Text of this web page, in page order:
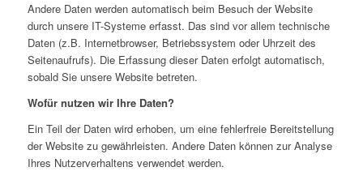
Andere Daten werden automatisch beim Besuch der Website
durch unsere IT-Systeme erfasst. Das sind vor allem technische
Daten (z.B. Internetbrowser, Betriebssystem oder Uhrzeit des
Seitenaufrufs). Die Erfassung dieser Daten erfolgt automatisch,
sobald Sie unsere Website betreten.
Wofür nutzen wir Ihre Daten?
Ein Teil der Daten wird erhoben, um eine fehlerfreie Bereitstellung
der Website zu gewährleisten. Andere Daten können zur Analyse
Ihres Nutzerverhaltens verwendet werden.